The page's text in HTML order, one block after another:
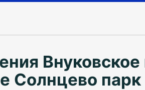
Солнцево парк